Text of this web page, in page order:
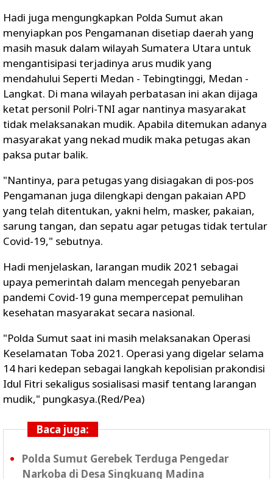
Hadi juga mengungkapkan Polda Sumut akan
menyiapkan pos Pengamanan disetiap daerah yang
masih masuk dalam wilayah Sumatera Utara untuk
mengantisipasi terjadinya arus mudik yang
mendahului Seperti Medan - Tebingtinggi, Medan -
Langkat. Di mana wilayah perbatasan ini akan dijaga
ketat personil Polri-TNI agar nantinya masyarakat
tidak melaksanakan mudik. Apabila ditemukan adanya
masyarakat yang nekad mudik maka petugas akan
paksa putar balik.
"Nantinya, para petugas yang disiagakan di pos-pos
Pengamanan juga dilengkapi dengan pakaian APD
yang telah ditentukan, yakni helm, masker, pakaian,
sarung tangan, dan sepatu agar petugas tidak tertular
Covid-19," sebutnya.
Hadi menjelaskan, larangan mudik 2021 sebagai
upaya pemerintah dalam mencegah penyebaran
pandemi Covid-19 guna mempercepat pemulihan
kesehatan masyarakat secara nasional.
"Polda Sumut saat ini masih melaksanakan Operasi
Keselamatan Toba 2021. Operasi yang digelar selama
14 hari kedepan sebagai langkah kepolisian prakondisi
Idul Fitri sekaligus sosialisasi masif tentang larangan
mudik," pungkasya.(Red/Pea)
Baca juga:
Polda Sumut Gerebek Terduga Pengedar
Narkoba di Desa Singkuang Madina